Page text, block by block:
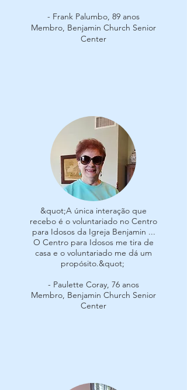
- Frank Palumbo, 89 anos
Membro, Benjamin Church Senior
Center
&quot;A única interação que
recebo é o voluntariado no Centro
para Idosos da Igreja Benjamin ...
O Centro para Idosos me tira de
casa e o voluntariado me dá um
propósito.&quot;
- Paulette Coray, 76 anos
Membro, Benjamin Church Senior
Center